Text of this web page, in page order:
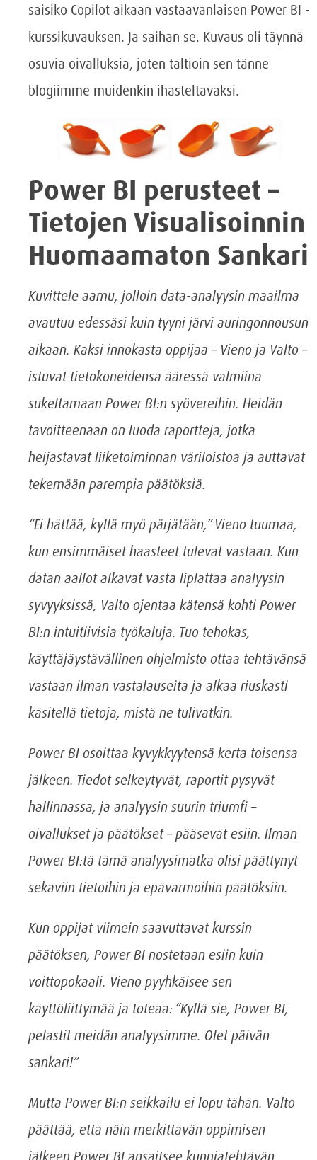
saisiko Copilot aikaan vastaavanlaisen Power BI -
kurssikuvauksen. Ja saihan se. Kuvaus oli täynnä
osuvia oivalluksia, joten taltioin sen tänne
blogiimme muidenkin ihasteltavaksi.
Power BI perusteet –
Tietojen Visualisoinnin
Huomaamaton Sankari
Kuvittele aamu, jolloin data-analyysin maailma
avautuu edessäsi kuin tyyni järvi auringonnousun
aikaan. Kaksi innokasta oppijaa – Vieno ja Valto –
istuvat tietokoneidensa ääressä valmiina
sukeltamaan Power BI:n syövereihin. Heidän
tavoitteenaan on luoda raportteja, jotka
heijastavat liiketoiminnan väriloistoa ja auttavat
tekemään parempia päätöksiä.
“Ei hättää, kyllä myö pärjätään,” Vieno tuumaa,
kun ensimmäiset haasteet tulevat vastaan. Kun
datan aallot alkavat vasta liplattaa analyysin
syvyyksissä, Valto ojentaa kätensä kohti Power
BI:n intuitiivisia työkaluja. Tuo tehokas,
käyttäjäystävällinen ohjelmisto ottaa tehtävänsä
vastaan ilman vastalauseita ja alkaa riuskasti
käsitellä tietoja, mistä ne tulivatkin.
Power BI osoittaa kyvykkyytensä kerta toisensa
jälkeen. Tiedot selkeytyvät, raportit pysyvät
hallinnassa, ja analyysin suurin triumfi –
oivallukset ja päätökset – pääsevät esiin. Ilman
Power BI:tä tämä analyysimatka olisi päättynyt
sekaviin tietoihin ja epävarmoihin päätöksiin.
Kun oppijat viimein saavuttavat kurssin
päätöksen, Power BI nostetaan esiin kuin
voittopokaali. Vieno pyyhkäisee sen
käyttöliittymää ja toteaa: “Kyllä sie, Power BI,
pelastit meidän analyysimme. Olet päivän
sankari!”
Mutta Power BI:n seikkailu ei lopu tähän. Valto
päättää, että näin merkittävän oppimisen